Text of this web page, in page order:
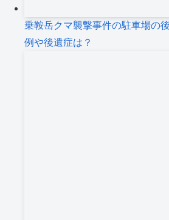
乗鞍岳クマ襲撃事件の駐車場の
例や後遺症は？